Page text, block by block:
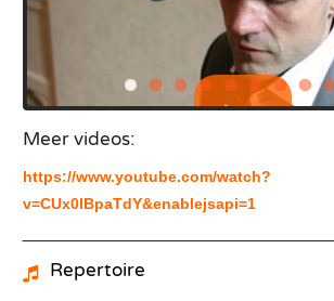
Meer videos:
https://www.youtube.com/watch?
v=CUx0lBpaTdY&enablejsapi=1
Repertoire